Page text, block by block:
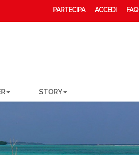
PARTECIPA ACCEDI FAQ
STORY